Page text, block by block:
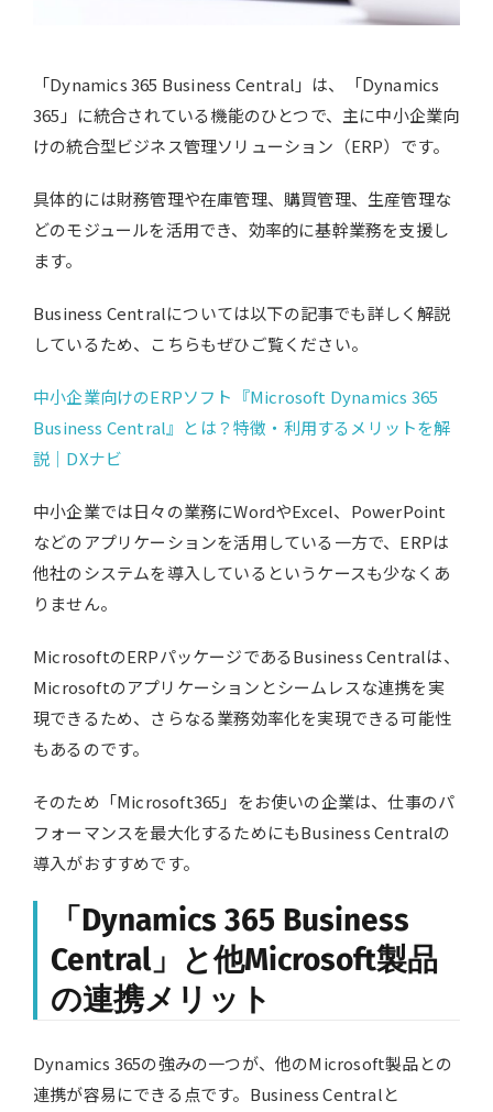
「Dynamics 365 Business Central」は、「Dynamics
365」に統合されている機能のひとつで、主に中小企業向
けの統合型ビジネス管理ソリューション（ERP）です。
具体的には財務管理や在庫管理、購買管理、生産管理な
どのモジュールを活用でき、効率的に基幹業務を支援し
ます。
Business Centralについては以下の記事でも詳しく解説
しているため、こちらもぜひご覧ください。
中小企業向けのERPソフト『Microsoft Dynamics 365
Business Central』とは？特徴・利用するメリットを解
説｜DXナビ
中小企業では日々の業務にWordやExcel、PowerPoint
などのアプリケーションを活用している一方で、ERPは
他社のシステムを導入しているというケースも少なくあ
りません。
MicrosoftのERPパッケージであるBusiness Centralは、
Microsoftのアプリケーションとシームレスな連携を実
現できるため、さらなる業務効率化を実現できる可能性
もあるのです。
そのため「Microsoft365」をお使いの企業は、仕事のパ
フォーマンスを最大化するためにもBusiness Centralの
導入がおすすめです。
「Dynamics 365 Business
Central」と他Microsoft製品
の連携メリット
Dynamics 365の強みの一つが、他のMicrosoft製品との
連携が容易にできる点です。Business Centralと